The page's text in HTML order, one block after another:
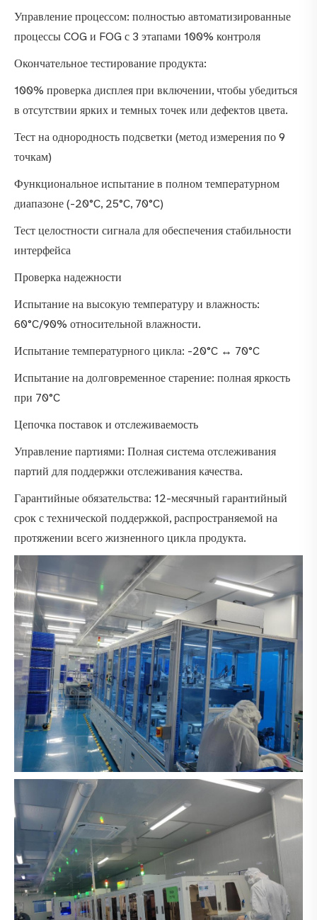
Управление процессом: полностью автоматизированные
процессы COG и FOG с 3 этапами 100% контроля
Окончательное тестирование продукта:
100% проверка дисплея при включении, чтобы убедиться
в отсутствии ярких и темных точек или дефектов цвета.
Тест на однородность подсветки (метод измерения по 9
точкам)
Функциональное испытание в полном температурном
диапазоне (-20°C, 25°C, 70°C)
Тест целостности сигнала для обеспечения стабильности
интерфейса
Проверка надежности
Испытание на высокую температуру и влажность:
60°C/90% относительной влажности.
Испытание температурного цикла: -20°C ↔ 70°C
Испытание на долговременное старение: полная яркость
при 70°C
Цепочка поставок и отслеживаемость
Управление партиями: Полная система отслеживания
партий для поддержки отслеживания качества.
Гарантийные обязательства: 12-месячный гарантийный
срок с технической поддержкой, распространяемой на
протяжении всего жизненного цикла продукта.